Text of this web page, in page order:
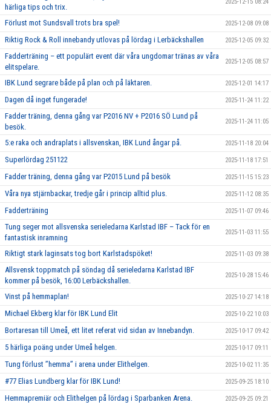
härliga tips och trix.
Förlust mot Sundsvall trots bra spel! 2025-12-08 09:08
Riktig Rock & Roll innebandy utlovas på lördag i Lerbäckshallen 2025-12-05 09:32
Fadderträning – ett populärt event där våra ungdomar tränas av våra
elitspelare.
2025-12-05 08:57
IBK Lund segrare både på plan och på läktaren. 2025-12-01 14:17
Dagen då inget fungerade! 2025-11-24 11:22
Fadder träning, denna gång var P2016 NV + P2016 SÖ Lund på
besök.
2025-11-24 11:05
5:e raka och andraplats i allsvenskan, IBK Lund ångar på. 2025-11-18 20:04
Superlördag 251122 2025-11-18 17:51
Fadder träning, denna gång var P2015 Lund på besök 2025-11-15 15:23
Våra nya stjärnbackar, tredje går i princip alltid plus. 2025-11-12 08:35
Fadderträning 2025-11-07 09:46
Tung seger mot allsvenska serieledarna Karlstad IBF – Tack för en
fantastisk inramning
2025-11-03 11:55
Riktigt stark laginsats tog bort Karlstadspöket! 2025-11-03 09:38
Allsvensk toppmatch på söndag då serieledarna Karlstad IBF
kommer på besök, 16:00 Lerbäckshallen.
2025-10-28 15:46
Vinst på hemmaplan! 2025-10-27 14:18
Michael Ekberg klar för IBK Lund Elit 2025-10-22 10:03
Bortaresan till Umeå, ett litet referat vid sidan av Innebandyn. 2025-10-17 09:42
5 härliga poäng under Umeå helgen. 2025-10-17 09:11
Tung förlust ’’hemma’’ i arena under Elithelgen. 2025-10-02 11:35
#77 Elias Lundberg klar för IBK Lund! 2025-09-25 18:10
Hemmapremiär och Elithelgen på lördag i Sparbanken Arena. 2025-09-25 09:21